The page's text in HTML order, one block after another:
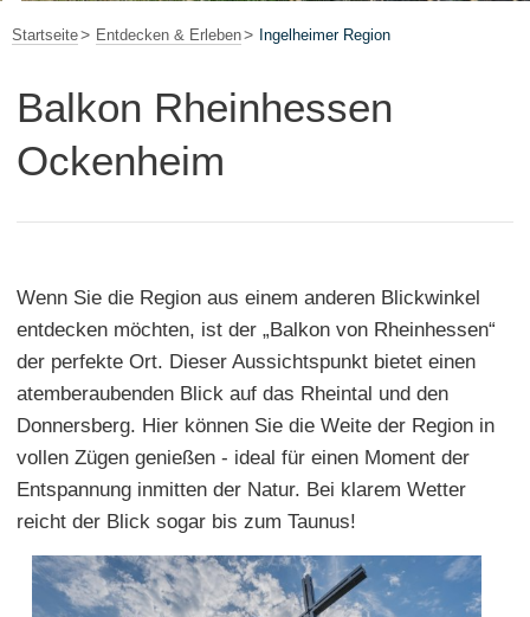
Startseite Entdecken & Erleben Ingelheimer Region
Balkon Rheinhessen
Ockenheim
Wenn Sie die Region aus einem anderen Blickwinkel
entdecken möchten, ist der „Balkon von Rheinhessen“
der perfekte Ort. Dieser Aussichtspunkt bietet einen
atemberaubenden Blick auf das Rheintal und den
Donnersberg. Hier können Sie die Weite der Region in
vollen Zügen genießen - ideal für einen Moment der
Entspannung inmitten der Natur. Bei klarem Wetter
reicht der Blick sogar bis zum Taunus!